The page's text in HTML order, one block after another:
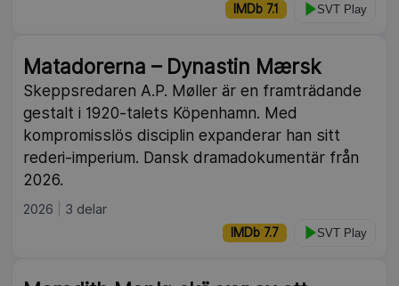
IMDb 7.1 SVT Play
Matadorerna – Dynastin Mærsk
Skeppsredaren A.P. Møller är en framträdande
gestalt i 1920-talets Köpenhamn. Med
kompromisslös disciplin expanderar han sitt
rederi-imperium. Dansk dramadokumentär från
2026.
2026 3 delar
IMDb 7.7 SVT Play